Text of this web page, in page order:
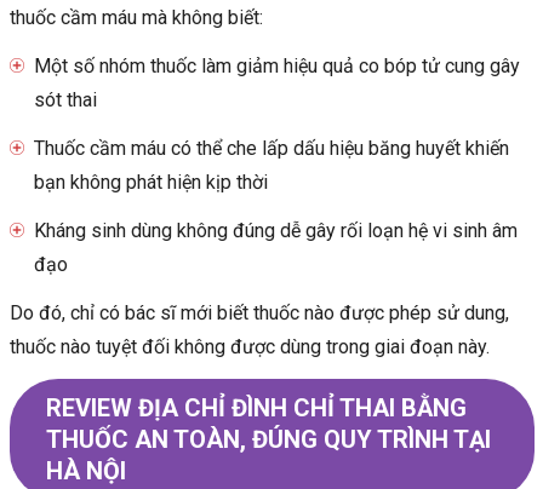
thuốc cầm máu mà không biết:
Một số nhóm thuốc làm giảm hiệu quả co bóp tử cung gây
sót thai
Thuốc cầm máu có thể che lấp dấu hiệu băng huyết khiến
bạn không phát hiện kịp thời
Kháng sinh dùng không đúng dễ gây rối loạn hệ vi sinh âm
đạo
Do đó, chỉ có bác sĩ mới biết thuốc nào được phép sử dung,
thuốc nào tuyệt đối không được dùng trong giai đoạn này.
REVIEW ĐỊA CHỈ ĐÌNH CHỈ THAI BẰNG
THUỐC AN TOÀN, ĐÚNG QUY TRÌNH TẠI
HÀ NỘI